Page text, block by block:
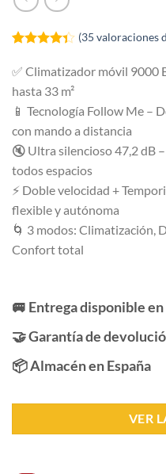
con4.34
base a
valoraciones
de clientes
(35 valoraciones
✅ Climatizador móvil 9000
hasta 33 m²
📱 Tecnología Follow Me –
con mando a distancia
🔇 Ultra silencioso 47,2 dB
todos espacios
⚡ Doble velocidad +
flexible y autónoma
🌀 3 modos: Climatización,
Confort total
🚐 Entrega disponible en
🤝 Garantía de
📦 Almacén en España
VER